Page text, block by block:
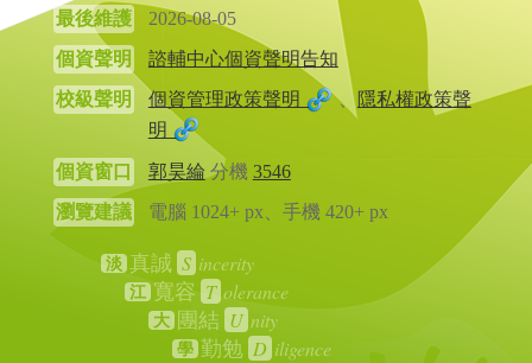
最後維護
2026-08-05
個資聲明
諮輔中心個資聲明告知
校級聲明
個資管理政策聲明 、 隱私權政策聲
明
個資窗口 郭昊綸 分機 3546
瀏覽建議
電腦 1024+ px、手機 420+ px
淡 真誠 S incerity
江 寬容 T olerance
大 團結 U nity
學 勤勉 D iligence